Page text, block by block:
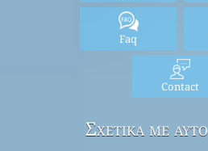
Faq
Contact
Σχετικά με